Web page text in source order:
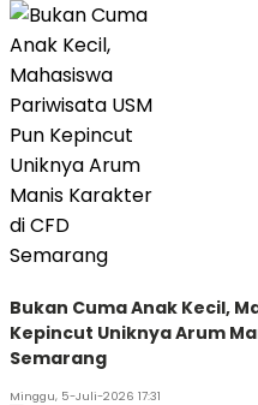
Bukan Cuma Anak Kecil,
Kepincut Uniknya Arum
Semarang
Minggu, 5-Juli-2026 17:31